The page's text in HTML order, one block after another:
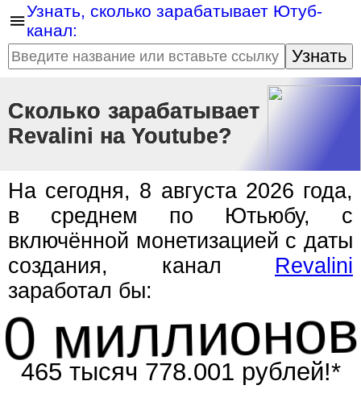
Узнать, сколько зарабатывает Ютуб-
канал:
Узнать
Сколько зарабатывает
Revalini на Youtube?
На сегодня, 8 августа 2026 года,
в среднем по Ютьюбу, с
включённой монетизацией с даты
создания, канал Revalini
заработал бы:
0 миллионов
465 тысяч 778.001 рублей!*